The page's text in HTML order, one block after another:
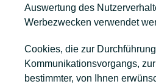
Auswertung des
Werbezwecken verwendet
Cookies, die zur
Kommunikationsvorgangs,
bestimmter, von Ihnen